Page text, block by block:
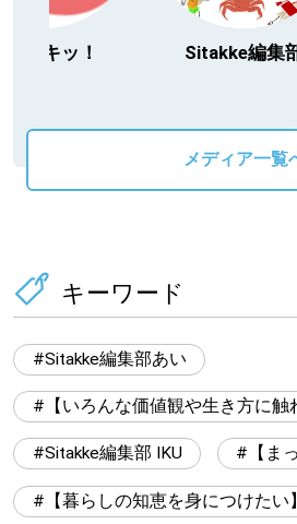
Sitakke編集部 青
メディア一覧
キーワード
Sitakke編集部あい
【いろんな価値観や生き方に触
Sitakke編集部 IKU 【ま
【暮らしの知恵を身につけたい】